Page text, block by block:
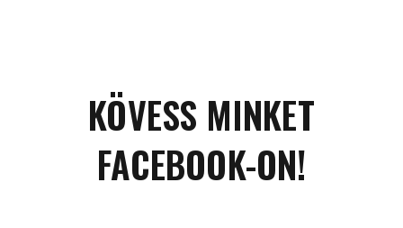
KÖVESS MINKET
FACEBOOK-ON!